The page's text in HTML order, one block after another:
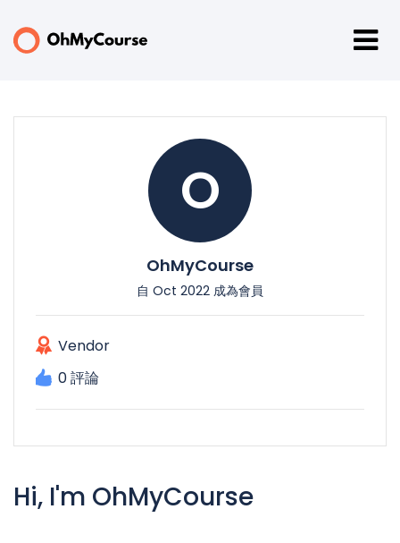
O
OhMyCourse
自 Oct 2022 成為會員
Vendor
0 評論
Hi, I'm OhMyCourse